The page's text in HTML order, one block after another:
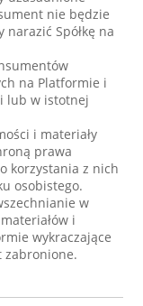
nie będzie
narazić Spółkę na
na Platformie i
lub w istotnej
i materiały
prawa
korzystania z nich
osobistego.
w
i
wykraczające
zabronione.